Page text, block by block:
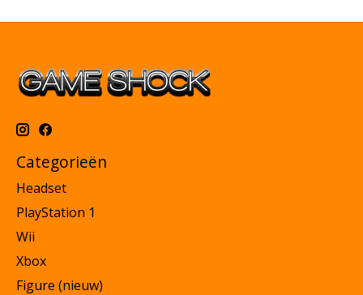
Categorieën
Headset
PlayStation 1
Wii
Xbox
Figure (nieuw)